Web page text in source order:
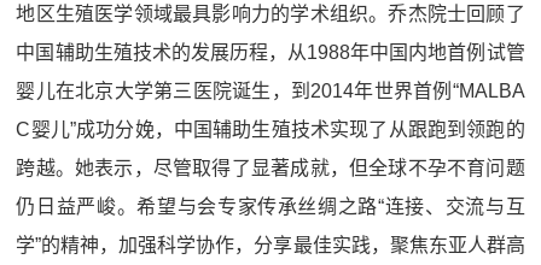
地区生殖医学领域最具影响力的学术组织。乔杰院士回顾了
中国辅助生殖技术的发展历程，从1988年中国内地首例试管
婴儿在北京大学第三医院诞生，到2014年世界首例“MALBA
C婴儿”成功分娩，中国辅助生殖技术实现了从跟跑到领跑的
跨越。她表示，尽管取得了显著成就，但全球不孕不育问题
仍日益严峻。希望与会专家传承丝绸之路“连接、交流与互
学”的精神，加强科学协作，分享最佳实践，聚焦东亚人群高